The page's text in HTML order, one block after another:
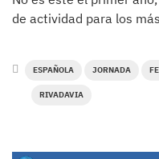
de actividad para los
ESPAÑOLA JORNADA
RIVADAVIA